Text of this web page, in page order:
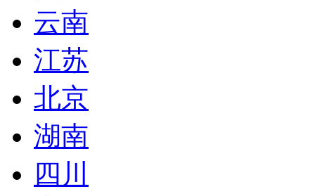
云南
江苏
北京
湖南
四川